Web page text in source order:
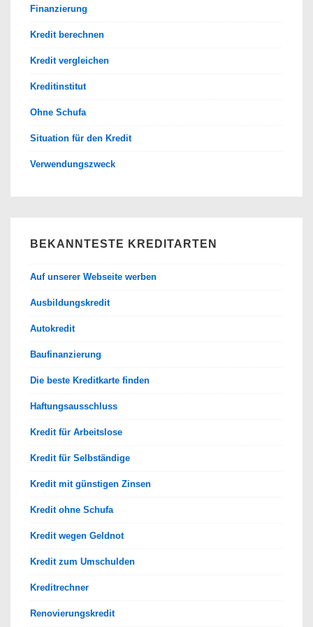
Finanzierung
Kredit berechnen
Kredit vergleichen
Kreditinstitut
Ohne Schufa
Situation für den Kredit
Verwendungszweck
BEKANNTESTE KREDITARTEN
Auf unserer Webseite werben
Ausbildungskredit
Autokredit
Baufinanzierung
Die beste Kreditkarte finden
Haftungsausschluss
Kredit für Arbeitslose
Kredit für Selbständige
Kredit mit günstigen Zinsen
Kredit ohne Schufa
Kredit wegen Geldnot
Kredit zum Umschulden
Kreditrechner
Renovierungskredit